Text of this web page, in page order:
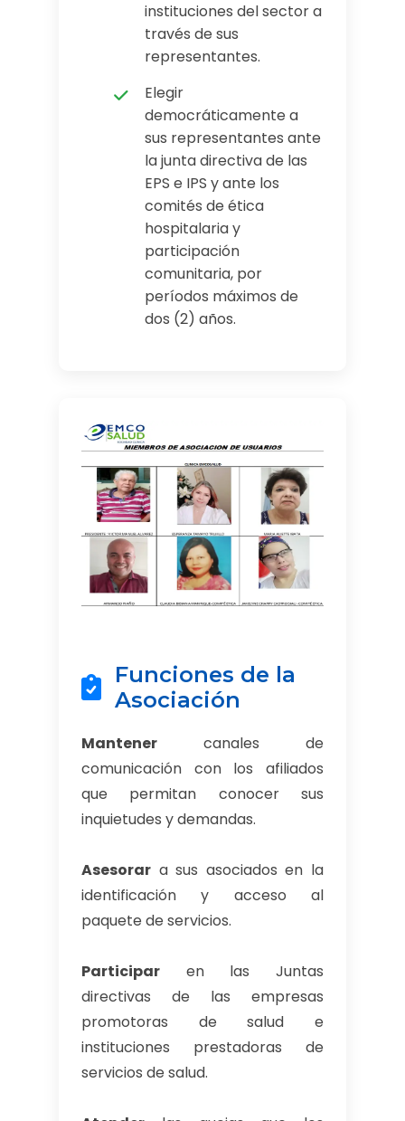
instituciones del sector a
través de sus
representantes.
Elegir
democráticamente a
sus representantes ante
la junta directiva de las
EPS e IPS y ante los
comités de ética
hospitalaria y
participación
comunitaria, por
períodos máximos de
dos (2) años.
Funciones de la
Asociación
Mantener canales de
comunicación con los afiliados
que permitan conocer sus
inquietudes y demandas.
Asesorar a sus asociados en la
identificación y acceso al
paquete de servicios.
Participar en las Juntas
directivas de las empresas
promotoras de salud e
instituciones prestadoras de
servicios de salud.